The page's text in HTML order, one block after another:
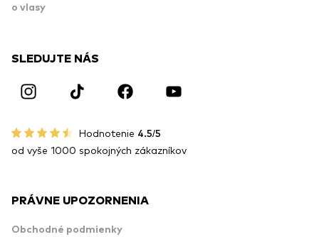
o vlasy
SLEDUJTE NÁS
Hodnotenie 4.5/5
od vyše 1000 spokojných zákazníkov
PRÁVNE UPOZORNENIA
Obchodné podmienky